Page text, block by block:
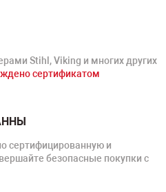
Stihl, Viking и многих других
сертификатом
сертифицированную и
безопасные покупки с